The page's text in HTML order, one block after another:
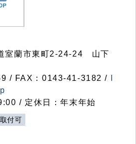
室蘭市東町2-24-24 山下
/ FAX：0143-41-3182 /
/ 定休日：年末年始
付可